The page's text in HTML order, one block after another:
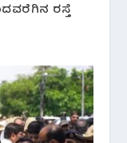
ರಸ್ತೆ